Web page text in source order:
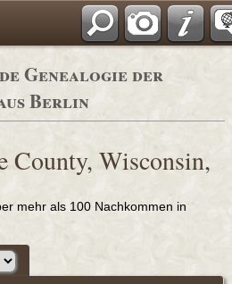
Adressbücher
Genealogie der
Berlin
County, Wisconsin,
mehr als 100 Nachkommen in